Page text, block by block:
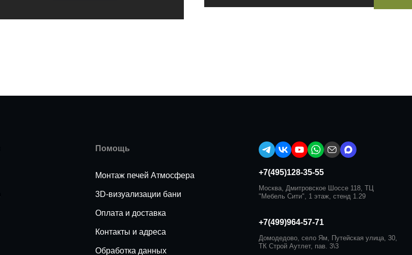
Помощь
Монтаж печей Атмосфера
3D-визуализации бани
Оплата и доставка
Контакты и адреса
Обработка данных
+7(495)128-35-55
Москва, Дмитровское Шоссе 118, ТЦ
"Мебель Сити", 1 этаж, стенд 1.29
+7(499)964-57-71
Домодедово, село Ям, Путейская улица, 30,
ТК Строй Аутлет, пав. 3\3